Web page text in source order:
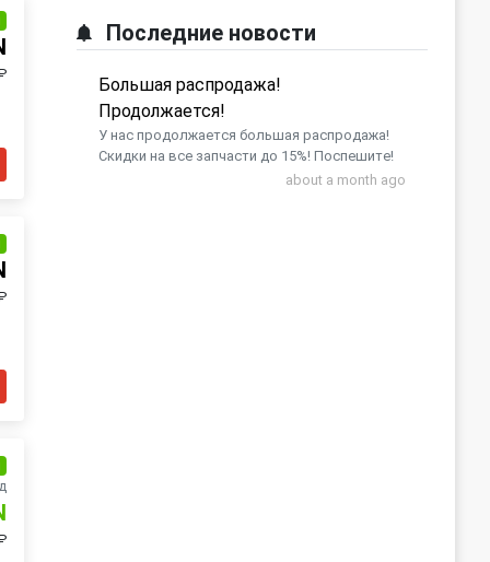
Последние новости
Большая распродажа!
Продолжается!
У нас продолжается большая распродажа!
Скидки на все запчасти до 15%! Поспешите!
about a month ago